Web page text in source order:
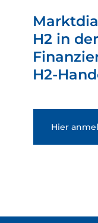
H2 in
H2-
Hier